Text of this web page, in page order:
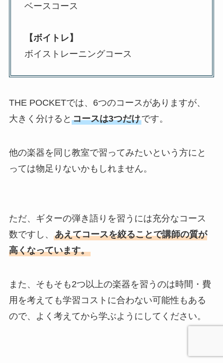
ベースコース
【ボイトレ】
ボイストレーニングコース
THE POCKETでは、6つのコースがありますが、
大きく分けると コースは3つだけです。
他の楽器を同じ教室で習ってみたいという方にと
っては物足りないかもしれません。
ただ、ギターの弾き語りを習うには充分なコース
数ですし、 あえてコースを絞ることで講師の質が
高くなっています。
また、そもそも2つ以上の楽器を習うのは時間・費
用を考えても学習コストに合わない可能性もある
ので、よく考えてから学ぶようにしてください。